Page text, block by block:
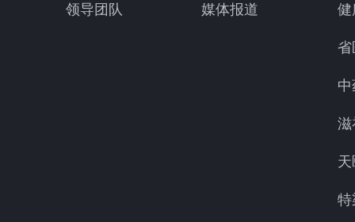
领导团队 媒体报道 健
省
滋
特